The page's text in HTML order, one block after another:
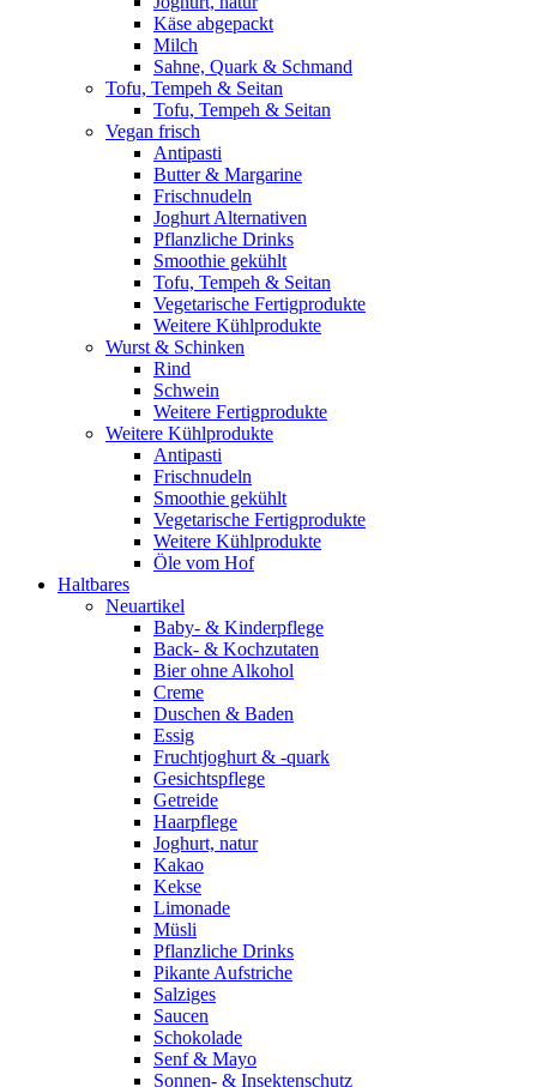
Käse abgepackt
Milch
Sahne, Quark & Schmand
Tofu, Tempeh & Seitan
Tofu, Tempeh & Seitan
Vegan frisch
Antipasti
Butter & Margarine
Frischnudeln
Joghurt Alternativen
Pflanzliche Drinks
Smoothie gekühlt
Tofu, Tempeh & Seitan
Vegetarische Fertigprodukte
Weitere Kühlprodukte
Wurst & Schinken
Rind
Schwein
Weitere Fertigprodukte
Weitere Kühlprodukte
Antipasti
Frischnudeln
Smoothie gekühlt
Vegetarische Fertigprodukte
Weitere Kühlprodukte
Öle vom Hof
Haltbares
Neuartikel
Baby- & Kinderpflege
Back- & Kochzutaten
Bier ohne Alkohol
Creme
Duschen & Baden
Essig
Fruchtjoghurt & -quark
Gesichtspflege
Getreide
Haarpflege
Joghurt, natur
Kakao
Kekse
Limonade
Müsli
Pflanzliche Drinks
Pikante Aufstriche
Salziges
Saucen
Schokolade
Senf & Mayo
Sonnen- & Insektenschutz